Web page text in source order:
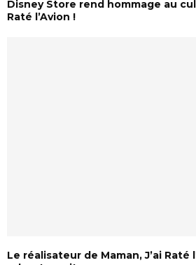
Disney Store rend hommage au
Raté l’Avion !
Le réalisateur de Maman, J’ai Raté